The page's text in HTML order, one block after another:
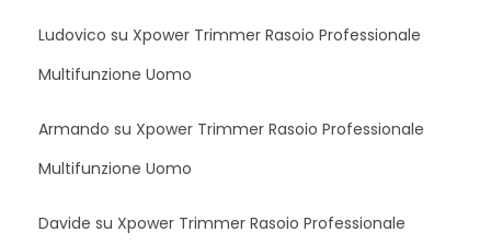
Ludovico su Xpower Trimmer Rasoio Professionale
Multifunzione Uomo
Armando su Xpower Trimmer Rasoio Professionale
Multifunzione Uomo
Davide su Xpower Trimmer Rasoio Professionale